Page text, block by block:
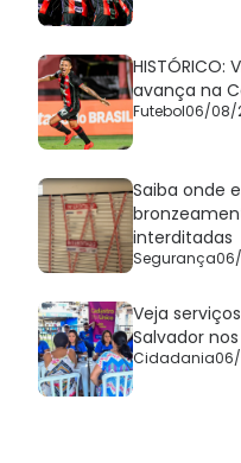
avança na
Futebol06/08/
Saiba onde
interditadas
Segurança
Veja
Salvador
Cidadania